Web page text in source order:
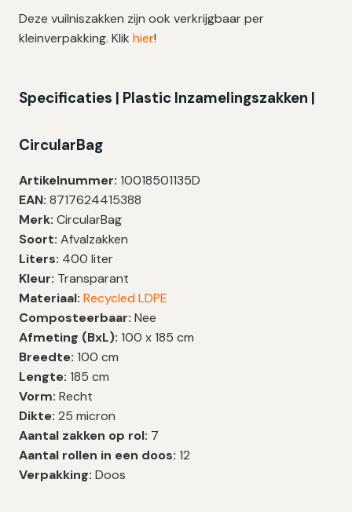
Deze vuilniszakken zijn ook verkrijgbaar per
kleinverpakking. Klik hier!
Specificaties | Plastic Inzamelingszakken |
CircularBag
Artikelnummer: 10018501135D
EAN: 8717624415388
Merk: CircularBag
Soort: Afvalzakken
Liters: 400 liter
Kleur: Transparant
Materiaal: Recycled LDPE
Composteerbaar: Nee
Afmeting (BxL): 100 x 185 cm
Breedte: 100 cm
Lengte: 185 cm
Vorm: Recht
Dikte: 25 micron
Aantal zakken op rol: 7
Aantal rollen in een doos: 12
Verpakking: Doos